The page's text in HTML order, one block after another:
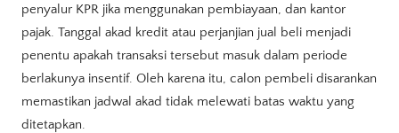
penyalur KPR jika menggunakan pembiayaan, dan kantor
pajak. Tanggal akad kredit atau perjanjian jual beli menjadi
penentu apakah transaksi tersebut masuk dalam periode
berlakunya insentif. Oleh karena itu, calon pembeli disarankan
memastikan jadwal akad tidak melewati batas waktu yang
ditetapkan.